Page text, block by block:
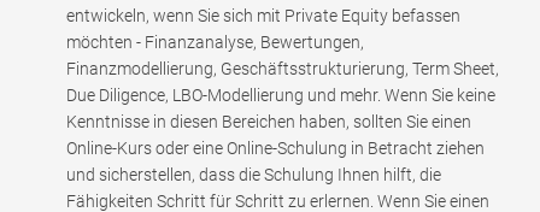
entwickeln, wenn Sie sich mit Private Equity befassen
möchten - Finanzanalyse, Bewertungen,
Finanzmodellierung, Geschäftsstrukturierung, Term Sheet,
Due Diligence, LBO-Modellierung und mehr. Wenn Sie keine
Kenntnisse in diesen Bereichen haben, sollten Sie einen
Online-Kurs oder eine Online-Schulung in Betracht ziehen
und sicherstellen, dass die Schulung Ihnen hilft, die
Fähigkeiten Schritt für Schritt zu erlernen. Wenn Sie einen